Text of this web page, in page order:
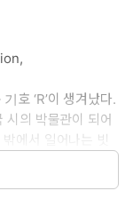
호 ‘R’이 생겨났다.
시의 박물관이 되어
에서 일어나는 빗
밖에 없었다. 하지
정으로 독자들에